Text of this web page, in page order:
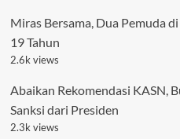
Miras Bersama, Dua Pemuda
19 Tahun
2.6k views
Abaikan Rekomendasi KASN,
Sanksi dari Presiden
2.3k views